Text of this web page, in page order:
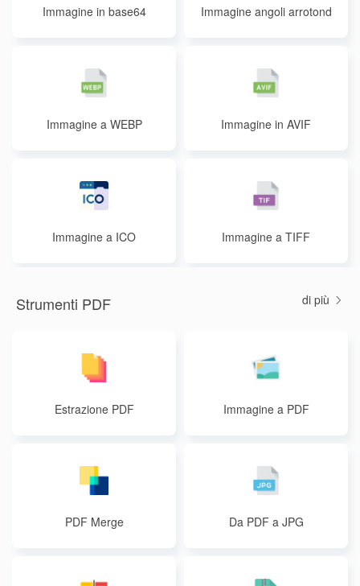
Immagine in base64
Immagine angoli arrotond
Immagine a WEBP Immagine in AVIF
Immagine a ICO Immagine a TIFF
Strumenti PDF di più
Estrazione PDF Immagine a PDF
PDF Merge Da PDF a JPG